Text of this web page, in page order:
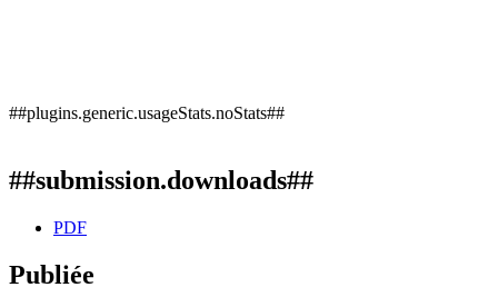
##plugins.generic.usageStats.noStats##
##submission.downloads##
PDF
Publiée